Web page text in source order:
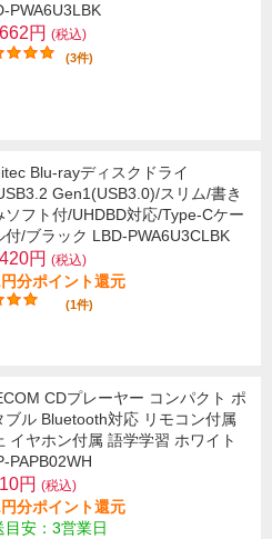
PWA6U3LBK
円 (税込)
(3件)
Blu-rayディスクドライ
Gen1(USB3.0)/スリム/書き
ソフト付/UHDBD対応/Type-Cケー
付/ブラック LBD-PWA6U3CLBK
円 (税込)
分ポイント還元
(1件)
CDプレーヤー コンパクト ポ
ブル Bluetooth対応 リモコン付属
イヤホン付属 語学学習 ホワイト
PAPB02WH
円 (税込)
分ポイント還元
目安：3営業日